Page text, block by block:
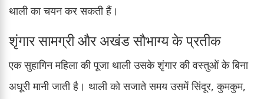
थाली का चयन कर सकती हैं।
शृंगार सामग्री और अखंड सौभाग्य के प्रतीक
एक सुहागिन महिला की पूजा थाली उसके शृंगार की वस्तुओं के बिना
अधूरी मानी जाती है। थाली को सजाते समय उसमें सिंदूर, कुमकुम,